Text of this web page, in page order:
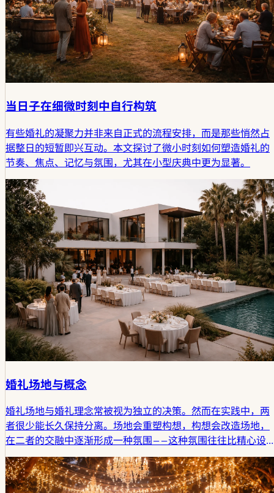
当日子在细微时刻中自行构筑
有些婚礼的凝聚力并非来自正式的流程安排，而是那些悄然占
据整日的短暂即兴互动。本文探讨了微小时刻如何塑造婚礼的
节奏、焦点、记忆与氛围，尤其在小型庆典中更为显著。
婚礼场地与概念
婚礼场地与婚礼理念常被视为独立的决策。然而在实践中，两
者很少能长久保持分离。场地会重塑构想，构想会改造场地，
在二者的交融中逐渐形成一种氛围——这种氛围往往比精心设
的流程本身，更深刻地烙印在宾客的记忆里。